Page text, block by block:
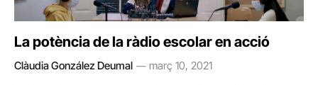
La potència de la ràdio escolar en acció
Clàudia González Deumal març 10, 2021